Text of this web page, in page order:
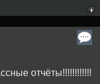
отчёты!!!!!!!!!!!!